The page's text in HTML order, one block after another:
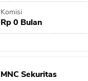
Komisi
Rp 0 Bulan
MNC Sekuritas